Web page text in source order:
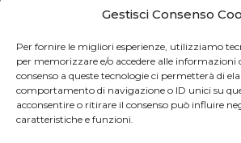
Gestisci Consenso
Per fornire le migliori esperienze, utilizziamo
per memorizzare e/o accedere alle informazioni
consenso a queste tecnologie ci permetterà di
comportamento di navigazione o ID unici su
acconsentire o ritirare il consenso può influire
caratteristiche e funzioni.
Planimetro s.n.c.
Alzaia Naviglio Grande, 38 –
Tel. +39 02 45499914
Tel. +39 02 45499915
Email:info@ planimetro.it